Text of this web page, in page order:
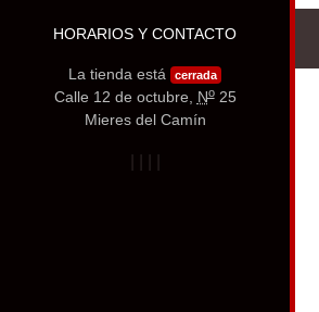
HORARIOS Y CONTACTO
La tienda está cerrada
Calle 12 de octubre, No25
Mieres del Camín